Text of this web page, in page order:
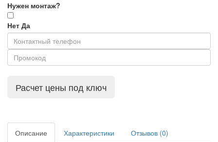
Нужен монтаж?
Нет Да
Расчет цены под ключ
Описание Характеристики
Отзывов (0)